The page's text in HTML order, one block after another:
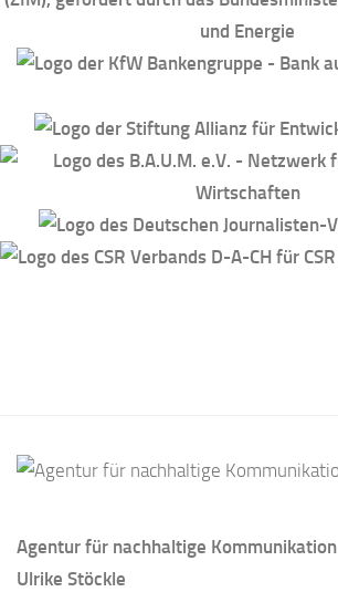
Agentur für nachhaltige Kommunikation
Ulrike Stöckle